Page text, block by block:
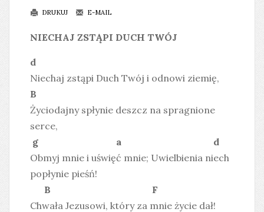
DRUKUJ E-MAIL
NIECHAJ ZSTĄPI DUCH TWÓJ
d
Niechaj zstąpi Duch Twój i odnowi ziemię,
B
Życiodajny spłynie deszcz na spragnione
serce,
g a d
Obmyj mnie i uświęć mnie; Uwielbienia niech
popłynie pieśń!
B F
Chwała Jezusowi, który za mnie życie dał!